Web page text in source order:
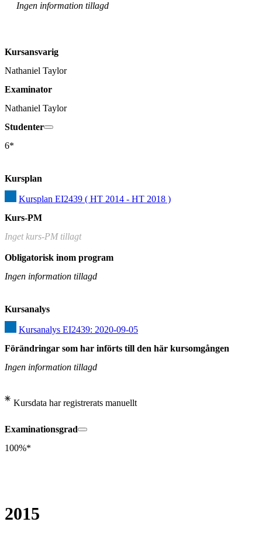
Ingen information tillagd
Kursansvarig
Nathaniel Taylor
Examinator
Nathaniel Taylor
Studenter
6*
Kursplan
Kursplan EI2439 ( HT 2014 - HT 2018 )
Kurs-PM
Inget kurs-PM tillagt
Obligatorisk inom program
Ingen information tillagd
Kursanalys
Kursanalys EI2439: 2020-09-05
Förändringar som har införts till den här kursomgången
Ingen information tillagd
Kursdata har registrerats manuellt
Examinationsgrad
100%*
2015